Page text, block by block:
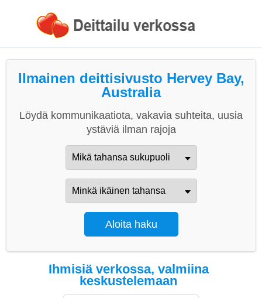
Ilmainen deittisivusto Hervey Bay,
Australia
Löydä kommunikaatiota, vakavia suhteita, uusia
ystäviä ilman rajoja
Ihmisiä verkossa, valmiina
keskustelemaan